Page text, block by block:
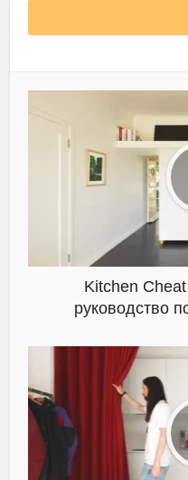
Kitchen
руководство